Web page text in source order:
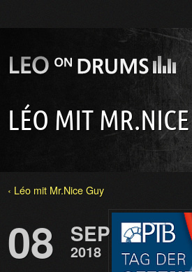
LÉO MIT
‹ Léo mit Mr.Nice Guy
08 SEP
2018